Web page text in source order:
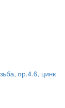
пр.4.6, цинк